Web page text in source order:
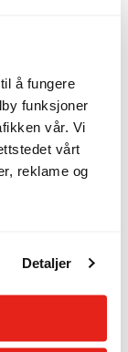
å fungere
funksjoner
vår. Vi
vårt
reklame og
Detaljer
6 til 12